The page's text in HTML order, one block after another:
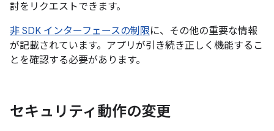
討をリクエストできます。
非 SDK インターフェースの制限に、その他の重要な情報
が記載されています。アプリが引き続き正しく機能するこ
とを確認する必要があります。
セキュリティ動作の変更